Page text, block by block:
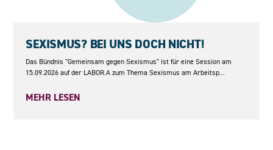
SEXISMUS? BEI UNS DOCH NICHT!
Das Bündnis "Gemeinsam gegen Sexismus" ist für eine Session am
15.09.2026 auf der LABOR.A zum Thema Sexismus am Arbeitsp...
MEHR LESEN